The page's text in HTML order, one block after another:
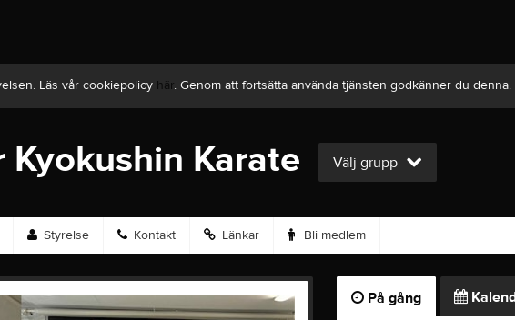
Läs vår cookiepolicy här. Genom att fortsätta använda tjänsten godkänner du denna.
Karate Välj grupp
Styrelse Kontakt Länkar Bli medlem
På gång